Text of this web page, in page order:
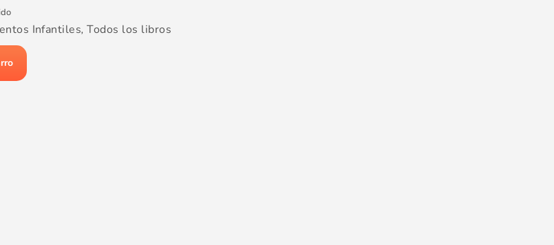
Infantiles,Todos los libros